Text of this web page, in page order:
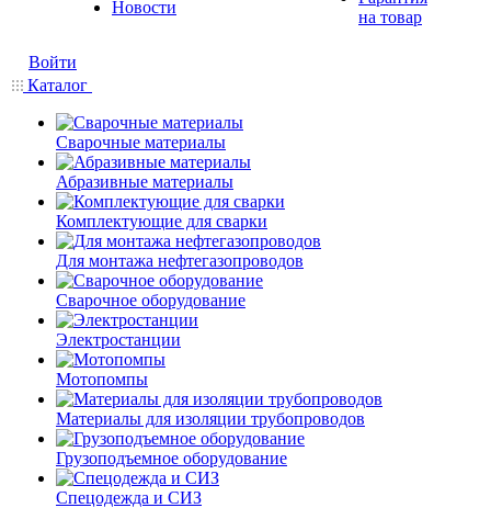
Новости
на товар
Войти
Каталог
Сварочные материалы
Абразивные материалы
Комплектующие для сварки
Для монтажа нефтегазопроводов
Сварочное оборудование
Электростанции
Мотопомпы
Материалы для изоляции трубопроводов
Грузоподъемное оборудование
Спецодежда и СИЗ